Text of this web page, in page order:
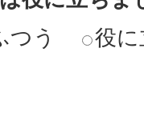
つう 役